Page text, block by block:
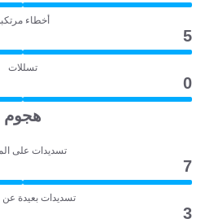
أخطاء
5
تسللات
0
هجوم
تسديدات على
7
تسديدات بعيدة
3